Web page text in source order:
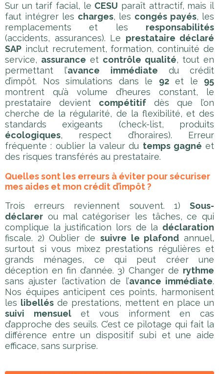
Sur un tarif facial, le CESU paraît attractif, mais il
faut intégrer les charges, les congés payés, les
remplacements et les responsabilités
(accidents, assurances). Le prestataire déclaré
SAP inclut recrutement, formation, continuité de
service, assurance et contrôle qualité, tout en
permettant l’avance immédiate du crédit
d’impôt. Nos simulations dans le 92et le 95
montrent qu’à volume d’heures constant, le
prestataire devient compétitif dès que l’on
cherche de la régularité, de la flexibilité, et des
standards exigeants (check-list, produits
écologiques, respect d’horaires). Erreur
fréquente : oublier la valeur du temps gagné et
des risques transférés au prestataire.
Quelles sont les erreurs à éviter pour sécuriser
mes aides et mon crédit d’impôt ?
Trois erreurs reviennent souvent. 1) Sous-
déclarer ou mal catégoriser les tâches, ce qui
complique la justification lors de la déclaration
fiscale. 2) Oublier de suivre le plafond annuel,
surtout si vous mixez prestations régulières et
grands ménages, ce qui peut créer une
déception en fin d’année. 3) Changer de rythme
sans ajuster l’activation de l’avance immédiate.
Nos équipes anticipent ces points, harmonisent
les libellés de prestations, mettent en place un
suivi mensuelet vous informent en cas
d’approche des seuils. C’est ce pilotage qui fait la
différence entre un dispositif subi et une aide
efficace, sans surprise.